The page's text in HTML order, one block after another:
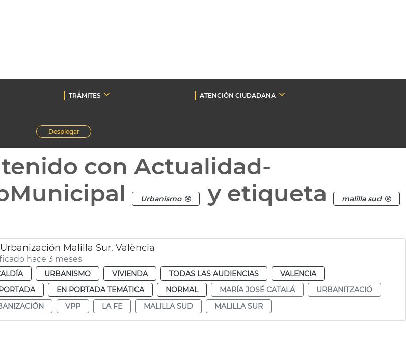
TRÁMITES
ATENCIÓN CIUDADANA
Desplegar
con Actualidad-
Urbanismo y etiqueta malilla sud
Malilla Sur. València
hace 3 meses
URBANISMO VIVIENDA TODAS LAS AUDIENCIAS
VALENCIA
EN PORTADA TEMÁTICA NORMAL MARÍA JOSÉ CATALÁ
URBANITZACIÓ
VPP LA FE MALILLA SUD MALILLA SUR